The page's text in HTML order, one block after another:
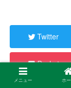
Twitter
Pocket
メニュー ホ